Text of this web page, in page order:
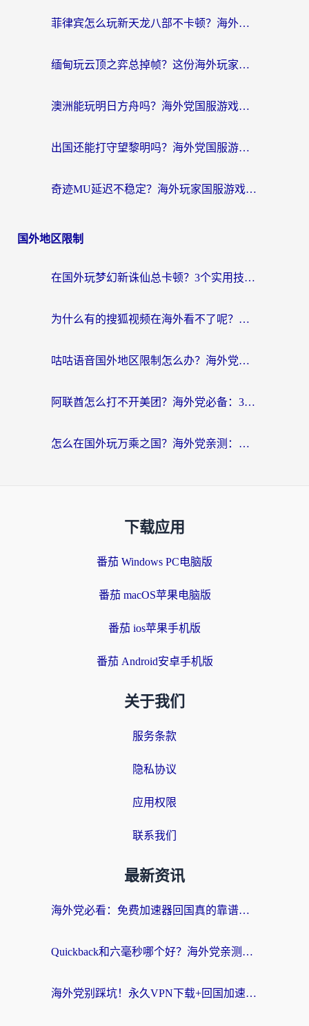
菲律宾怎么玩新天龙八部不卡顿？海外党国服游戏加速器终极指南（附欧洲国外玩家实测）
缅甸玩云顶之弈总掉帧？这份海外玩家专属加速器攻略帮你上分
澳洲能玩明日方舟吗？海外党国服游戏畅玩终极指南（附实用加速器选择技巧）
出国还能打守望黎明吗？海外党国服游戏不卡顿的终极解法
奇迹MU延迟不稳定？海外玩家国服游戏加速器终极指南：从卡顿到丝滑的秘密
国外地区限制
在国外玩梦幻新诛仙总卡顿？3个实用技巧解决海外党痛点（附回国加速器选择指南）
为什么有的搜狐视频在海外看不了呢？留学生亲测有效的回国加速攻略
咕咕语音国外地区限制怎么办？海外党必备的回国加速器选择指南（附音悦Tai、搜狐视频解决妙招）
阿联酋怎么打不开美团？海外党必备：3步解决回国追剧、看球、刷B站的全部烦恼
怎么在国外玩万乘之国？海外党亲测：突破限制的3个实用技巧
下载应用
番茄 Windows PC电脑版
番茄 macOS苹果电脑版
番茄 ios苹果手机版
番茄 Android安卓手机版
关于我们
服务条款
隐私协议
应用权限
联系我们
最新资讯
海外党必看：免费加速器回国真的靠谱吗？3步教你选到好用的归雁替代
Quickback和六毫秒哪个好？海外党亲测：选对回国加速器，无缝刷剧办公不再愁
海外党别踩坑！永久VPN下载+回国加速器选择指南，无缝刷国内剧游戏支付